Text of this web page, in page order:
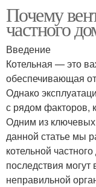
Почему
частного
Введение
Котельная — это
обеспечивающая
Однако
с рядом факторов,
Одним из ключевых
данной статье мы
котельной
последствия могут
неправильной